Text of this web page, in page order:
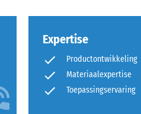
Expertise
Productontwikkeling
Materiaalexpertise
Toepassingservaring